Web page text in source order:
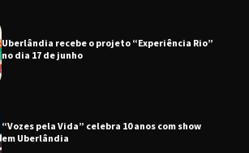
Uberlândia recebe o projeto “Experiência Rio”
no dia 17 de junho
“Vozes pela Vida” celebra 10 anos com show
em Uberlândia